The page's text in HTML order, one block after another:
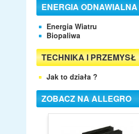
ENERGIA ODNAWIALNA
Energia Wiatru
Biopaliwa
TECHNIKA I PRZEMYSŁ
Jak to działa ?
ZOBACZ NA ALLEGRO